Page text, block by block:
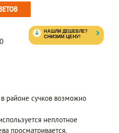
районе сучков возможно
неплотное
просматривается.